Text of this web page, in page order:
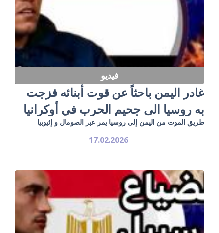
فيديو
غادر اليمن باحثاً عن قوت أبنائه فزجت
به روسيا الى جحيم الحرب في أوكرانيا
طريق الموت من اليمن إلى روسيا يمر عبر الصومال و إثيوبيا
17.02.2026